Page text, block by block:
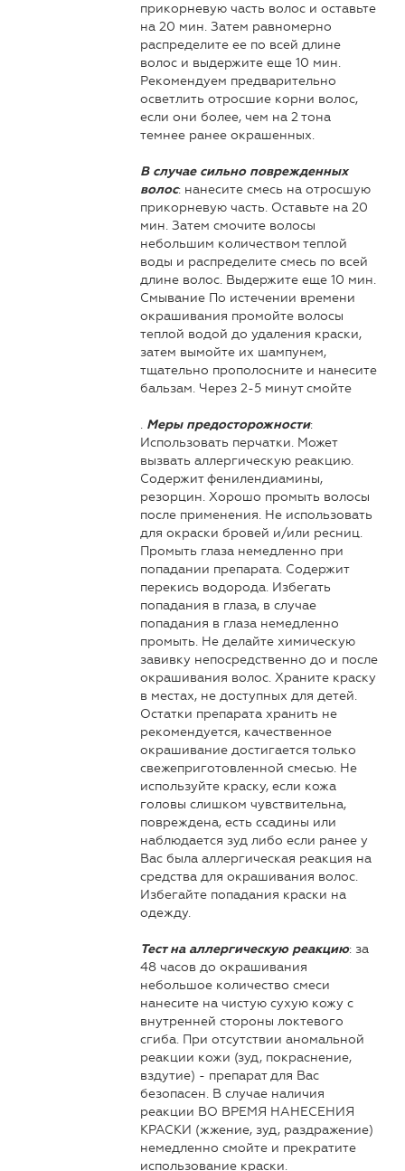
прикорневую часть волос и оставьте
на 20 мин. Затем равномерно
распределите ее по всей длине
волос и выдержите еще 10 мин.
Рекомендуем предварительно
осветлить отросшие корни волос,
если они более, чем на 2 тона
темнее ранее окрашенных.
В случае сильно поврежденных
волос: нанесите смесь на отросшую
прикорневую часть. Оставьте на 20
мин. Затем смочите волосы
небольшим количеством теплой
воды и распределите смесь по всей
длине волос. Выдержите еще 10 мин.
Смывание По истечении времени
окрашивания промойте волосы
теплой водой до удаления краски,
затем вымойте их шампунем,
тщательно прополосните и нанесите
бальзам. Через 2-5 минут смойте
. Меры предосторожности:
Использовать перчатки. Может
вызвать аллергическую реакцию.
Содержит фенилендиамины,
резорцин. Хорошо промыть волосы
после применения. Не использовать
для окраски бровей и/или ресниц.
Промыть глаза немедленно при
попадании препарата. Содержит
перекись водорода. Избегать
попадания в глаза, в случае
попадания в глаза немедленно
промыть. Не делайте химическую
завивку непосредственно до и после
окрашивания волос. Храните краску
в местах, не доступных для детей.
Остатки препарата хранить не
рекомендуется, качественное
окрашивание достигается только
свежеприготовленной смесью. Не
используйте краску, если кожа
головы слишком чувствительна,
повреждена, есть ссадины или
наблюдается зуд либо если ранее у
Вас была аллергическая реакция на
средства для окрашивания волос.
Избегайте попадания краски на
одежду.
Тест на аллергическую реакцию: за
48 часов до окрашивания
небольшое количество смеси
нанесите на чистую сухую кожу с
внутренней стороны локтевого
сгиба. При отсутствии аномальной
реакции кожи (зуд, покраснение,
вздутие) - препарат для Вас
безопасен. В случае наличия
реакции ВО ВРЕМЯ НАНЕСЕНИЯ
КРАСКИ (жжение, зуд, раздражение)
немедленно смойте и прекратите
использование краски.